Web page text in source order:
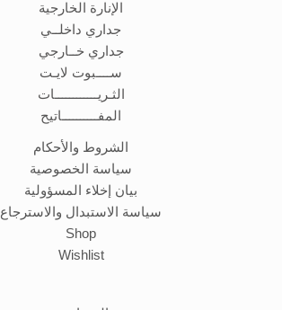
الإنارة الخارجية
جداري داخلــي
جداري خــارجي
ســــبوت لايـت
الثـريــــــــــــات
المفــــــــــاتيح
الشروط والأحكام
سياسة الخصوصية
بيان إخلاء المسؤولية
سياسة الاستبدال والاسترجاع
Shop
Wishlist